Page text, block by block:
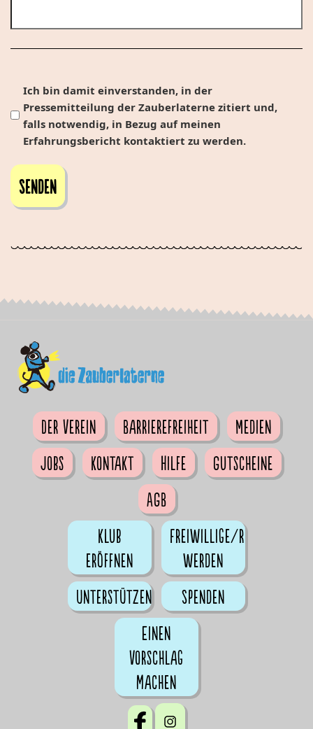
Ich bin damit einverstanden, in der
Pressemitteilung der Zauberlaterne zitiert und,
falls notwendig, in Bezug auf meinen
Erfahrungsbericht kontaktiert zu werden.
Der Verein Barrierefreiheit
Medien
Jobs
Kontakt Hilfe
Gutscheine
AGB
Klub
eröffnen
Freiwillige/r
werden
Unterstützen
Spenden
Einen
Vorschlag
machen